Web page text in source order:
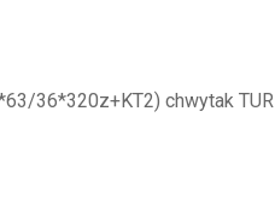
36*320z+KT2) chwytak